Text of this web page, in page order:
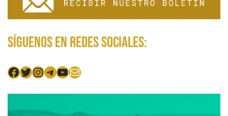
Síguenos en redes sociales:
Facebook
Twitter
Instagram
Telegram
YouTube
Mail